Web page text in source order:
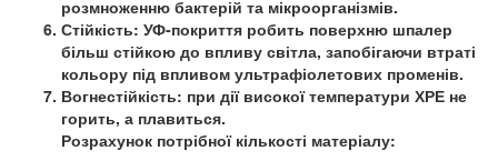
розмноженню бактерій та мікроорганізмів.
Стійкість: УФ-покриття робить поверхню шпалер
більш стійкою до впливу світла, запобігаючи втраті
кольору під впливом ультрафіолетових променів.
Вогнестійкість: при дії високої температури ХРЕ не
горить, а плавиться.
Розрахунок потрібної кількості матеріалу: